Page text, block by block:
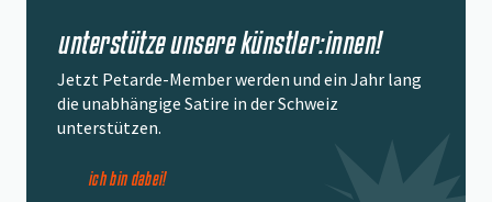
unterstütze unsere künstler:innen!
Jetzt Petarde-Member werden und ein Jahr lang
die unabhängige Satire in der Schweiz
unterstützen.
ich bin dabei!